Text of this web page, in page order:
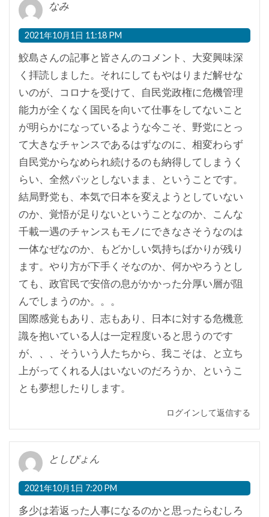
なみ
2021年10月1日 11:18 PM
鮫島さんの記事と皆さんのコメント、大変興味深
く拝読しました。それにしてもやはりまだ解せな
いのが、コロナを受けて、自民党政権に危機管理
能力が全くなく国民を向いて仕事をしてないこと
が明らかになっているような今こそ、野党にとっ
て大きなチャンスであるはずなのに、相変わらず
自民党からなめられ続けるのも納得してしまうく
らい、全然パッとしないまま、ということです。
結局野党も、本気で日本を変えようとしていない
のか、覚悟が足りないということなのか、こんな
千載一遇のチャンスもモノにできなさそうなのは
一体なぜなのか、もどかしい気持ちばかりが残り
ます。やり方が下手くそなのか、何かやろうとし
ても、政官民で安倍の息がかかった分厚い層が阻
んでしまうのか。。。
国際感覚もあり、志もあり、日本に対する危機意
識を抱いている人は一定程度いると思うのです
が、、、そういう人たちから、我こそは、と立ち
上がってくれる人はいないのだろうか、というこ
とも夢想したりします。
ログインして返信する
としぴょん
2021年10月1日 7:20 PM
多少は若返った人事になるのかと思ったらむしろ